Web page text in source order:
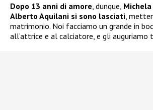
Dopo 13 anni di amore , dunque,
Alberto Aquilani si sono lasciati ,
matrimonio. Noi facciamo un grande in
all’attrice e al calciatore, e gli